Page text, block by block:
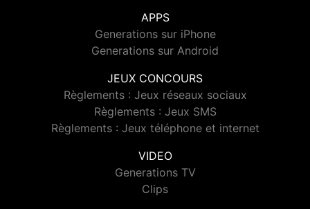
APPS
Generations sur iPhone
Generations sur Android
JEUX CONCOURS
Règlements : Jeux réseaux sociaux
Règlements : Jeux SMS
Règlements : Jeux téléphone et internet
VIDEO
Generations TV
Clips